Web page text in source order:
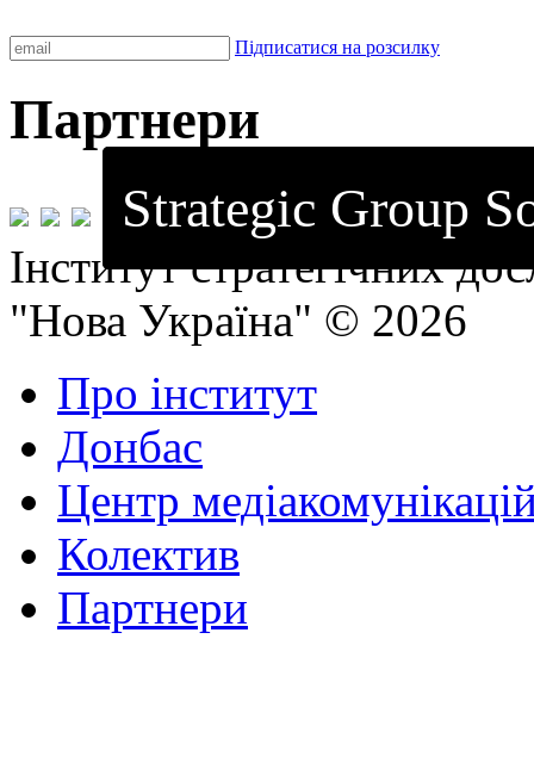
Підписатися на розсилку
Партнери
Strategic Group
Інститут стратегічних
"Нова Україна" © 2026
Про інститут
Донбас
Центр
Колектив
Партнери